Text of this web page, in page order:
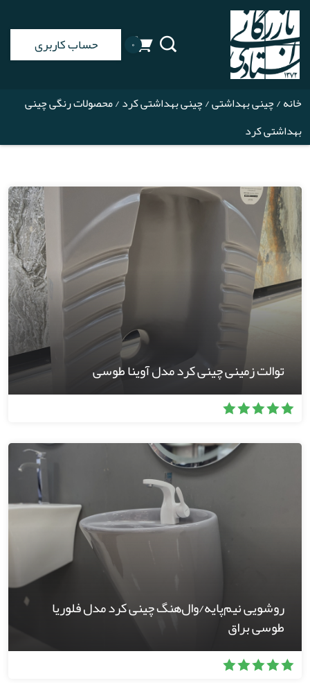
۰ حساب کاربری
خانه/چینی بهداشتی/چینی بهداشتی کرد/ محصولات رنگی چینی
بهداشتی کرد
توالت زمینی چینی کرد مدل آوینا طوسی
روشویی نیم‌پایه/وال‌هنگ چینی کرد مدل فلوریا
طوسی براق